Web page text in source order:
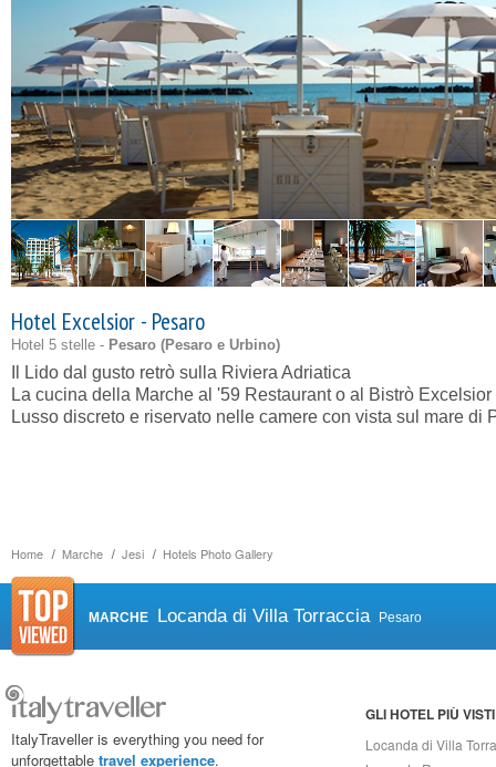
Home Marche Jesi Hotels Photo Gallery
Hotel Excelsior - Pesaro
Hotel 5 stelle - Pesaro (Pesaro e Urbino)
Il Lido dal gusto retrò sulla Riviera Adriatica
La cucina della Marche al '59 Restaurant o al Bistrò Excelsior
Lusso discreto e riservato nelle camere con vista sul mare di
MARCHE Locanda di Villa Torraccia Pesaro
ItalyTraveller is everything you need for
unforgettable travel experience.
GLI HOTEL PIÙ VISTI
Locanda di Villa